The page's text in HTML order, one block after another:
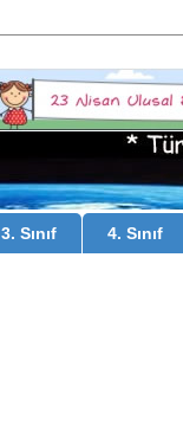
3. Sınıf 4. Sınıf